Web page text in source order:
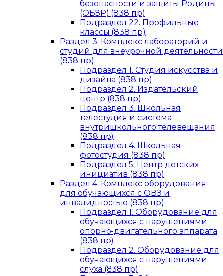
безопасности и защиты Родины
(ОБЗР) (838 пр)
Подраздел 22. Профильные
классы (838 пр)
Раздел 3. Комплекс лабораторий и
студий для внеурочной деятельности
(838 пр)
Подраздел 1. Студия искусства и
дизайна (838 пр)
Подраздел 2. Издательский
центр (838 пр)
Подраздел 3. Школьная
телестудия и система
внутришкольного телевещания
(838 пр)
Подраздел 4. Школьная
фотостудия (838 пр)
Подраздел 5. Центр детских
инициатив (838 пр)
Раздел 4. Комплекс оборудования
для обучающихся с ОВЗ и
инвалидностью (838 пр)
Подраздел 1. Оборудование для
обучающихся с нарушениями
опорно-двигательного аппарата
(838 пр)
Подраздел 2. Оборудование для
обучающихся с нарушениями
слуха (838 пр)